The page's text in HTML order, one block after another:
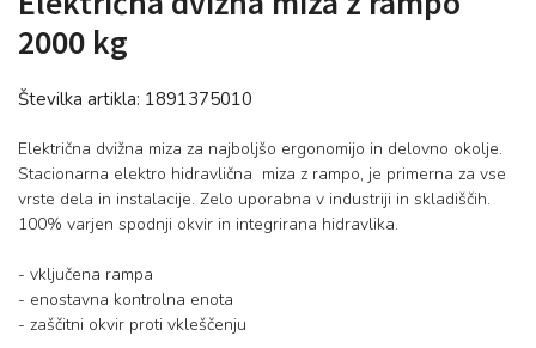
2000 kg
Številka artikla: 1891375010
Električna dvižna miza za najboljšo ergonomijo in delovno okolje.
Stacionarna elektro hidravlična miza z rampo, je primerna za vse
vrste dela in instalacije. Zelo uporabna v industriji in skladiščih.
100% varjen spodnji okvir in integrirana hidravlika.
- vključena rampa
- enostavna kontrolna enota
- zaščitni okvir proti vkleščenju